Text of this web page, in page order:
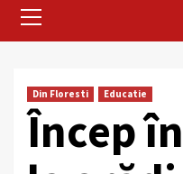
Menu
Din Floresti Educatie
Încep